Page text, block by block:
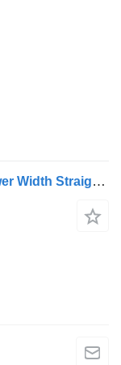
Schmitz Cargobull Trailer Reefer Flower Width Straight